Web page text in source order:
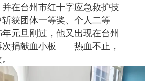
在台州市红十字应急救护技
斩获团体一等奖、个人二等
年元旦刚过，他又出现在台州
次捐献血小板——热血不止，